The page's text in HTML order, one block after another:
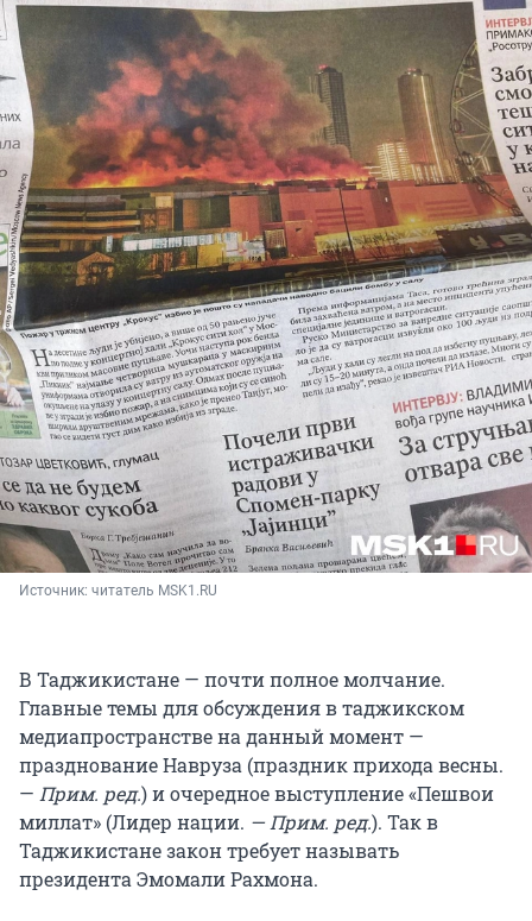
Источник: читатель MSK1.RU
В Таджикистане — почти полное молчание.
Главные темы для обсуждения в таджикском
медиапространстве на данный момент —
празднование Навруза (праздник прихода весны.
— Прим. ред.) и очередное выступление «Пешвои
миллат» (Лидер нации. — Прим. ред.). Так в
Таджикистане закон требует называть
президента Эмомали Рахмона.